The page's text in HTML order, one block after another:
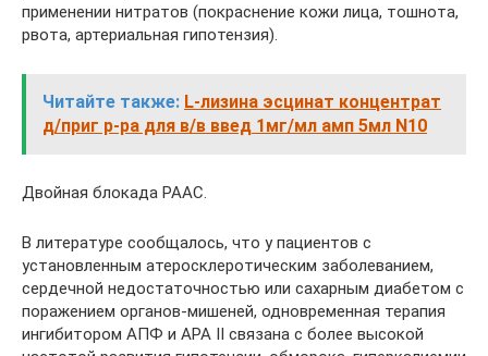
применении нитратов (покраснение кожи лица, тошнота,
рвота, артериальная гипотензия).
Читайте также: L-лизина эсцинат концентрат
д/приг р-ра для в/в введ 1мг/мл амп 5мл N10
Двойная блокада РААС.
В литературе сообщалось, что у пациентов с
установленным атеросклеротическим заболеванием,
сердечной недостаточностью или сахарным диабетом с
поражением органов-мишеней, одновременная терапия
ингибитором АПФ и АРА II связана с более высокой